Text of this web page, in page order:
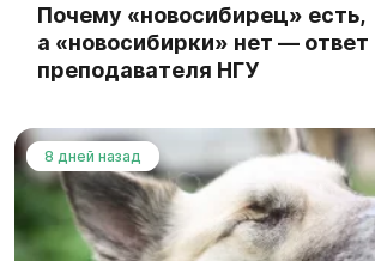
Почему «новосибирец» есть,
а «новосибирки» нет — ответ
преподавателя НГУ
8 дней назад